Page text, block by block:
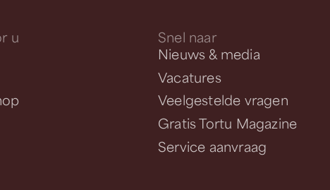
u
Snel naar
Nieuws & media
Vacatures
Veelgestelde vragen
Gratis Tortu Magazine
Service aanvraag